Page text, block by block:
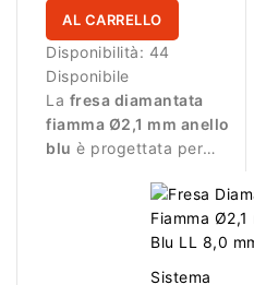
AL CARRELLO
Disponibilità: 44
Disponibile
La fresa diamantata
fiamma Ø2,1 mm anello
blu è progettata per
e lavorazioni precise.
Sistema